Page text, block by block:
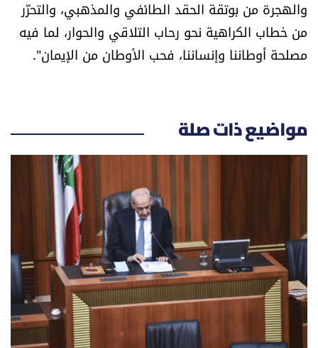
العالم
ثقافة وفنون
فصل من كتاب
كاميرا
سجالات
صحّة وصحن
والهجرة من بوتقة الحقد الطائفي والمذهبي، والتحرّر
من خطاب الكراهية نحو رحاب التلاقي والحوار، لما فيه
مصلحة أوطاننا وإنساننا، فحب الأوطان من الإيمان".
مواضيع ذات صلة